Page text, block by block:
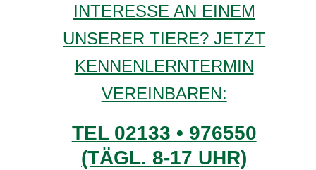
INTERESSE AN EINEM
UNSERER TIERE? JETZT
KENNENLERNTERMIN
VEREINBAREN:
TEL 02133 • 976550
(TÄGL. 8-17 UHR)